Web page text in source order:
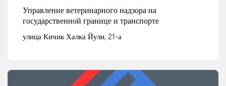
Управление ветеринарного надзора на
государственной границе и транспорте
улица Кичик Халка Йули, 21-а